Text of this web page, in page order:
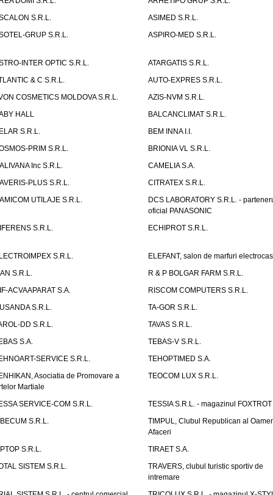
S.R.L.
ASIMED S.R.L.
GRUP S.R.L.
ASPIRO-MED S.R.L.
INTER OPTIC S.R.L.
ATARGATIS S.R.L.
& C S.R.L.
AUTO-EXPRES S.R.L.
COSMETICS MOLDOVA S.R.L.
AZIS-NVM S.R.L.
HALL
BALCANCLIMAT S.R.L.
S.R.L.
BEM INNA I.I.
PRIM S.R.L.
BRIONIA VL S.R.L.
Inc S.R.L.
CAMELIA S.A.
PLUS S.R.L.
CITRATEX S.R.L.
UTILAJE S.R.L.
DCS LABORATORY S.R.L. -
oficial PANASONIC
S.R.L.
ECHIPROT S.R.L.
S.R.L.
ELEFANT, salon de marfuri
S.R.L.
R & P BOLGAR FARM S.R.L.
ACVAAPARAT S.A.
RISCOM COMPUTERS S.R.L.
S.R.L.
TA-GOR S.R.L.
DD S.R.L.
TAVAS S.R.L.
S.A.
TEBAS-V S.R.L.
SERVICE S.R.L.
TEHOPTIMED S.A.
Asociatia de Promovare a
Martiale
TEOCOM LUX S.R.L.
SERVICE-COM S.R.L.
TESSIA S.R.L. - magazinul FOXTROT
S.R.L.
TIMPUL, Clubul Republican al
Afaceri
S.R.L.
TIRAET S.A.
SISTEM S.R.L.
TRAVERS, clubul turistic sportiv de
intremare